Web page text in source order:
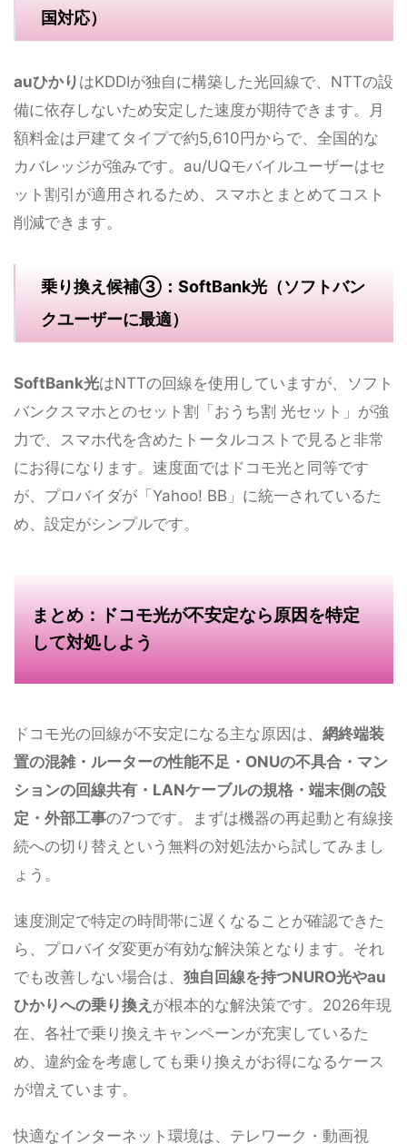
国対応）
auひかり はKDDIが独自に構築した光回線で、NTTの設
備に依存しないため安定した速度が期待できます。月
額料金は戸建てタイプで約5,610円からで、全国的な
カバレッジが強みです。au/UQモバイルユーザーはセ
ット割引が適用されるため、スマホとまとめてコスト
削減できます。
乗り換え候補③：SoftBank光（ソフトバン
クユーザーに最適）
SoftBank光はNTTの回線を使用していますが、ソフト
バンクスマホとのセット割「おうち割 光セット」が強
力で、スマホ代を含めたトータルコストで見ると非常
にお得になります。速度面ではドコモ光と同等です
が、プロバイダが「Yahoo! BB」に統一されているた
め、設定がシンプルです。
まとめ：ドコモ光が不安定なら原因を特定
して対処しよう
ドコモ光の回線が不安定になる主な原因は、 網終端装
置の混雑・ルーターの性能不足・ONUの不具合・マン
ションの回線共有・LANケーブルの規格・端末側の設
定・外部工事の7つです。まずは機器の再起動と有線接
続への切り替えという無料の対処法から試してみまし
ょう。
速度測定で特定の時間帯に遅くなることが確認できた
ら、プロバイダ変更が有効な解決策となります。それ
でも改善しない場合は、 独自回線を持つNURO光やau
ひかりへの乗り換え が根本的な解決策です。2026年現
在、各社で乗り換えキャンペーンが充実しているた
め、違約金を考慮しても乗り換えがお得になるケース
が増えています。
快適なインターネット環境は、テレワーク・動画視